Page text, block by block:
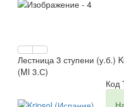
Лестница 3 ступени (у.б.)
(MI 3.С)
Код